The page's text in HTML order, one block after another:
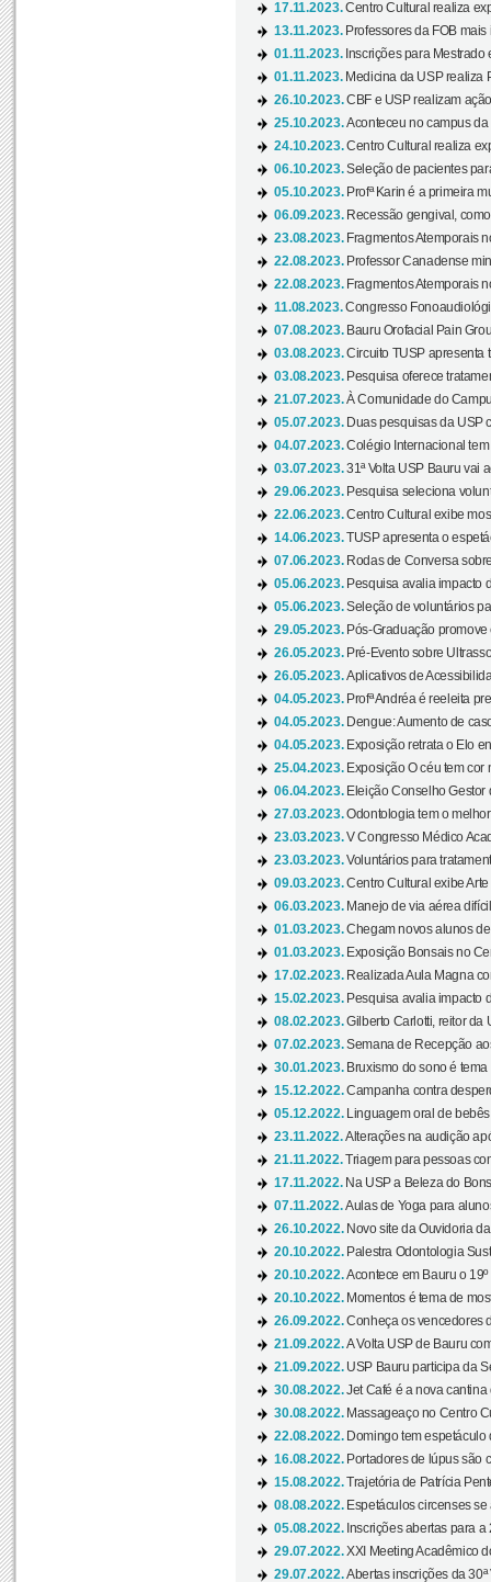
17.11.2023.Centro Cultural realiza
13.11.2023. Professores da FOB
01.11.2023. Inscrições para
01.11.2023. Medicina da USP realiza
26.10.2023.CBF e USP realizam
25.10.2023.Aconteceu no campus da
24.10.2023.Centro Cultural realiza
06.10.2023.Seleção de pacientes
05.10.2023. Profª Karin é a primeira
06.09.2023. Recessão gengival,
23.08.2023. Fragmentos Atemporais
22.08.2023. Professor Canadense
22.08.2023. Fragmentos Atemporais
11.08.2023.Congresso
07.08.2023. Bauru Orofacial Pain
03.08.2023.Circuito TUSP apresenta
03.08.2023. Pesquisa oferece
21.07.2023.À Comunidade do
05.07.2023. Duas pesquisas da USP
04.07.2023.Colégio Internacional
03.07.2023.31ª Volta USP Bauru vai
29.06.2023. Pesquisa seleciona
22.06.2023.Centro Cultural exibe
14.06.2023.TUSP apresenta o
07.06.2023. Rodas de Conversa
05.06.2023. Pesquisa avalia impacto
05.06.2023.Seleção de voluntários
29.05.2023. Pós-Graduação
26.05.2023. Pré-Evento sobre
26.05.2023.Aplicativos de
04.05.2023. Profª Andréa é reeleita
04.05.2023. Dengue: Aumento de
04.05.2023. Exposição retrata o Elo
25.04.2023. Exposição O céu tem cor
06.04.2023. Eleição Conselho Gestor
27.03.2023.Odontologia tem o
23.03.2023.V Congresso Médico
23.03.2023.Voluntários para
09.03.2023.Centro Cultural exibe
06.03.2023. Manejo de via aérea
01.03.2023.Chegam novos alunos
01.03.2023. Exposição Bonsais no
17.02.2023. Realizada Aula Magna
15.02.2023. Pesquisa avalia impacto
08.02.2023.Gilberto Carlotti, reitor da
07.02.2023.Semana de Recepção
30.01.2023. Bruxismo do sono é
15.12.2022.Campanha contra
05.12.2022.
Linguagem oral de
23.11.2022.Alterações na audição
21.11.2022.Triagem para pessoas
17.11.2022. Na USP a Beleza do
07.11.2022.Aulas de Yoga para
26.10.2022. Novo site da Ouvidoria
20.10.2022. Palestra Odontologia
20.10.2022.Acontece em Bauru o 19º
20.10.2022. Momentos é tema de
26.09.2022.Conheça os vencedores
21.09.2022.A Volta USP de Bauru
21.09.2022. USP Bauru participa da
30.08.2022.Jet Café é a nova
30.08.2022. Massageaço no Centro
22.08.2022. Domingo tem espetáculo
16.08.2022. Portadores de lúpus são
15.08.2022.Trajetória de Patrícia
08.08.2022. Espetáculos circenses
05.08.2022. Inscrições abertas para a
29.07.2022.XXI Meeting Acadêmico
29.07.2022.Abertas inscrições da 30ª